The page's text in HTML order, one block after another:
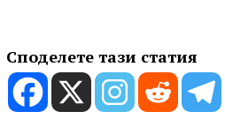
Споделете тази статия